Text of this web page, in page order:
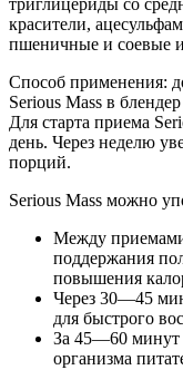
триглицериды со
красители,
пшеничные и соевые
Способ применения:
Serious Mass в
Для старта приема
день. Через неделю
порций.
Serious Mass можно
Между
поддержания
повышения
Через 30—45
для быстрого
За 45—60 минут
организма